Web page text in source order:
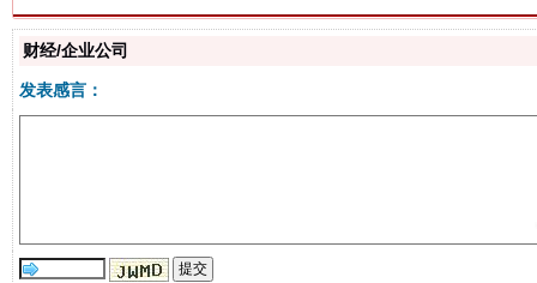
漫山遍野的桃花与雪山、麦地、白藏房
财经/企业公司
发表感言：